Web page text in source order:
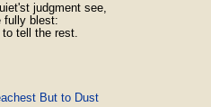
judgment see,
fully blest:
tell the rest.
But to Dust